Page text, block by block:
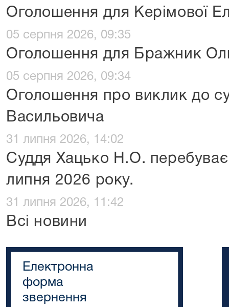
Оголошення для Керімової
05 серпня 2026, 09:35
Оголошення для Бражник
05 серпня 2026, 09:34
Оголошення про виклик до
Васильовича
31 липня 2026, 14:02
Суддя Хацько Н.О.
липня 2026 року.
31 липня 2026, 11:42
Всі новини
Електронна
форма
звернення